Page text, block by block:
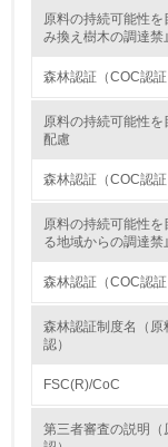
<L1> 資源（投入原
<L2> 資源とエネル
環境配
行っている
し、具体的な販売目
原料の持続可能性
み換え樹木の調達禁
森林認証（COC認
原料の持続可能性
配慮
森林認証（COC認
原料の持続可能性
る地域からの調達禁
森林認証（COC認
森林認証制度名（
認）
FSC(R)/CoC
第三者審査の説明